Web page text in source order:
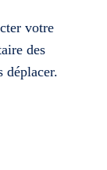
votre
des
déplacer.